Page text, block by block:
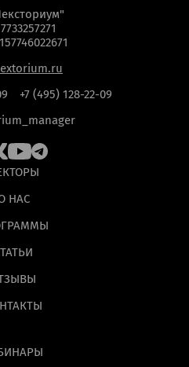
+7 (495) 128-22-09
НАС